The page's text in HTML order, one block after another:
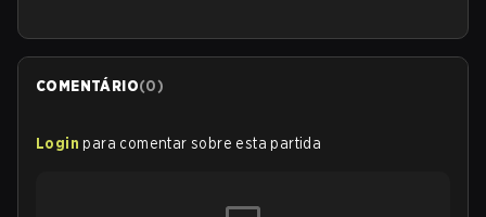
COMENTÁRIO(0)
Login para comentar sobre esta partida